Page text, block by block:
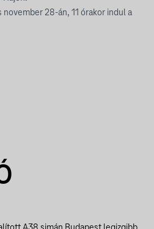
28-án, 11 órakor indul a